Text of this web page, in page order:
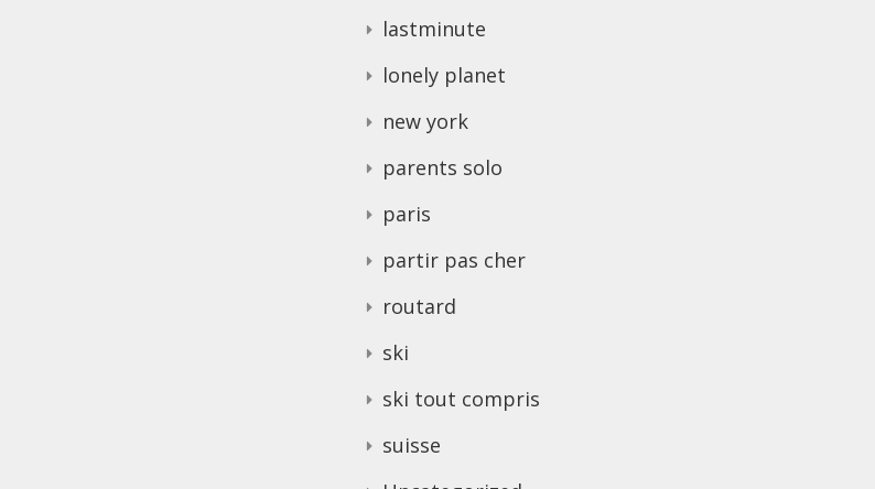
lastminute
lonely planet
new york
parents solo
paris
partir pas cher
routard
ski
ski tout compris
suisse